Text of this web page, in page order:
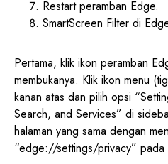
Restart peramban Edge.
SmartScreen Filter di
Pertama, klik ikon peramban
membukanya. Klik ikon menu
kanan atas dan pilih opsi
Search, and Services” di
halaman yang sama dengan
“edge://settings/privacy” pada